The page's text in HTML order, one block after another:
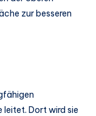
zur besseren
leitet. Dort wird sie